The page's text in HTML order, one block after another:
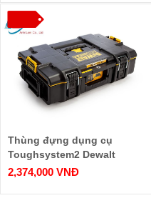
Thùng đựng dụng cụ
Toughsystem2 Dewalt
DWST83293-1
2,374,000 VNĐ